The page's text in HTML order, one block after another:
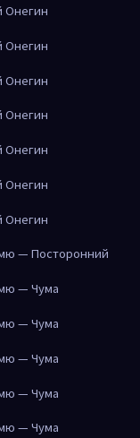
Онегин
Онегин
Онегин
Онегин
Онегин
Онегин
Онегин
— Посторонний
— Чума
— Чума
— Чума
— Чума
— Чума